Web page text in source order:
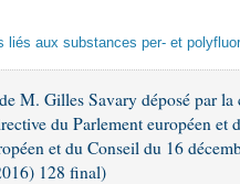
liés aux substances per- et
M. Gilles Savary déposé par la
du Parlement européen et
et du Conseil du 16
128 final)